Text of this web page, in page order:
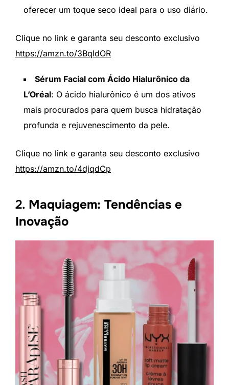
oferecer um toque seco ideal para o uso diário.
Clique no link e garanta seu desconto exclusivo
https://amzn.to/3BqldOR
Sérum Facial com Ácido Hialurônico da
L’Oréal: O ácido hialurônico é um dos ativos
mais procurados para quem busca hidratação
profunda e rejuvenescimento da pele.
Clique no link e garanta seu desconto exclusivo
https://amzn.to/4djqdCp
2. Maquiagem: Tendências e
Inovação